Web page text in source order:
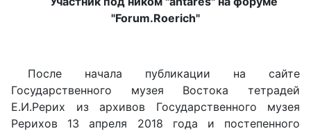
"Forum.Roerich"
После начала публикации на сайте
Государственного музея Востока тетрадей
Е.И.Рерих из архивов Государственного музея
Рерихов 13 апреля 2018 года и постепенного